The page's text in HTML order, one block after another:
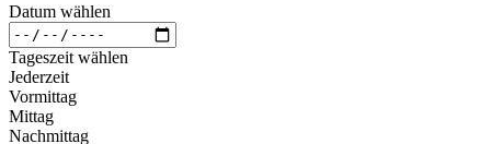
Datum wählen
Tageszeit wählen
Jederzeit
Vormittag
Mittag
Nachmittag